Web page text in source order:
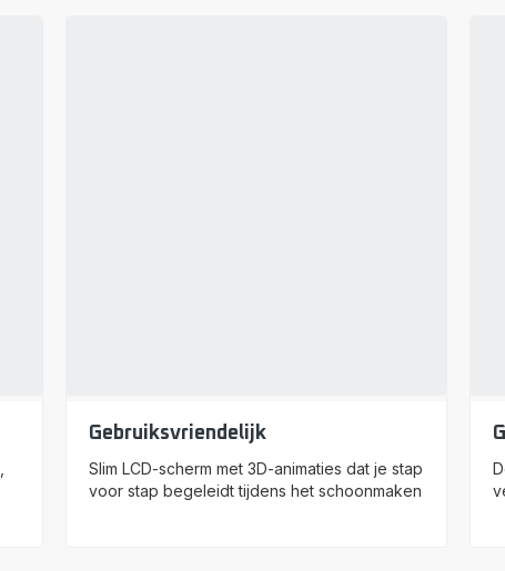
Gebruiksvriendelijk
Slim LCD-scherm met 3D-animaties dat je stap
voor stap begeleidt tijdens het schoonmaken